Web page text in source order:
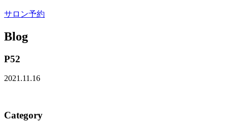
サロン予約
Blog
P52
2021.11.16
Category